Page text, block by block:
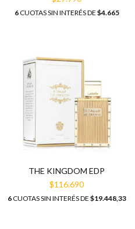
6CUOTAS SIN INTERÉS DE $4.665
THE KINGDOM EDP
$116.690
6CUOTAS SIN INTERÉS DE $19.448,33